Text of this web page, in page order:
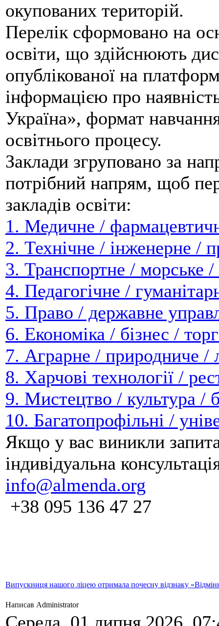
окупованих територій.
Перелік сформовано на
освіти, що здійснюють
опублікованої на
інформацією про
Україна», формат
освітнього процесу.
Заклади згруповано за
потрібний напрям, щоб
закладів освіти:
1. Медичне /
2. Технічне / інженерне /
3. Транспортне / морське /
4. Педагогічне /
5. Право / державне
6. Економіка / бізнес /
7. Аграрне / природниче /
8. Харчові технології /
9. Мистецтво / культура /
10. Багатопрофільні /
Якщо у вас виникли
індивідуальна
info@almenda.org
+38 095 136 47 27
Випускниця нашого ліцею отримала почесну відзнаку
Написав Administrator